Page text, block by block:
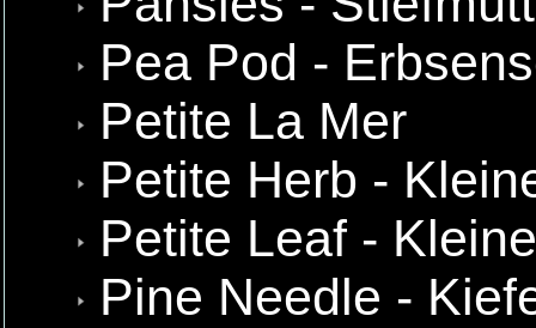
Pea Pod -
Petite La Mer
Petite Herb -
Petite Leaf -
Pine Needle -